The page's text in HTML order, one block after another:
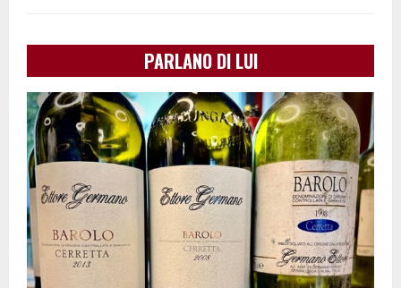
PARLANO DI LUI